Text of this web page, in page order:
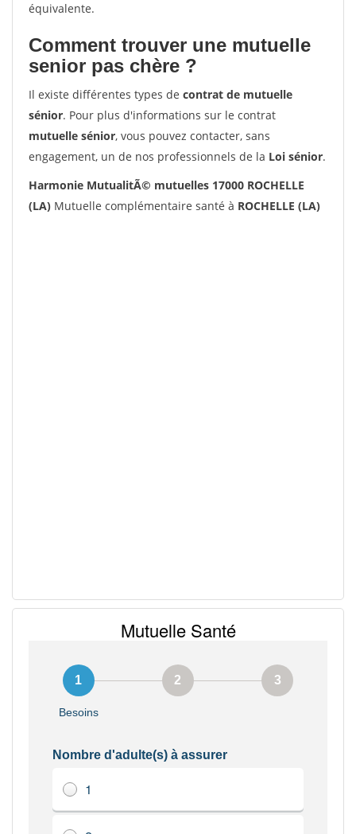
équivalente.
Comment trouver une mutuelle
senior pas chère ?
Il existe différentes types de contrat de mutuelle
sénior. Pour plus d'informations sur le contrat
mutuelle sénior, vous pouvez contacter, sans
engagement, un de nos professionnels de la Loi sénior.
Harmonie MutualitÃ© mutuelles 17000 ROCHELLE
(LA) Mutuelle complémentaire santé à ROCHELLE (LA)